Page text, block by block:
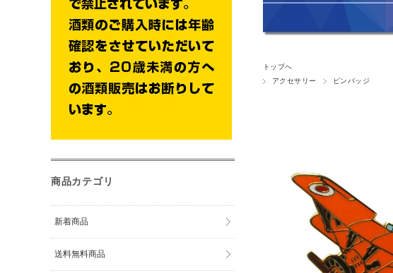
トップへ
アクセサリー
ピンバッジ
商品カテゴリ
新着商品
送料無料商品